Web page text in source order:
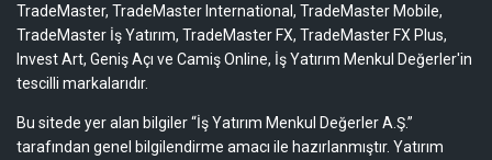
TradeMaster, TradeMaster International, TradeMaster Mobile,
TradeMaster İş Yatırım, TradeMaster FX, TradeMaster FX Plus,
Invest Art, Geniş Açı ve Camiş Online, İş Yatırım Menkul Değerler'in
tescilli markalarıdır.
Bu sitede yer alan bilgiler “İş Yatırım Menkul Değerler A.Ş.”
tarafından genel bilgilendirme amacı ile hazırlanmıştır. Yatırım